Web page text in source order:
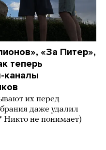
«За Питер»,
теперь
каналы
их перед
даже удалил
Никто не понимает)